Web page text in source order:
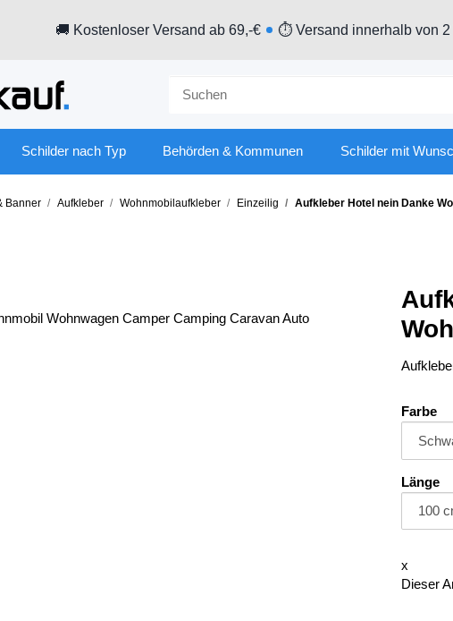
🚚 Kostenloser Versand ab 69,-€ ⏱ Versand innerhalb von 2
Schilder nach Typ Behörden & Kommunen Schilder mit
Banner Aufkleber Wohnmobilaufkleber Einzeilig Aufkleber Hotel nein Danke
Farbe
Länge
x
Dieser